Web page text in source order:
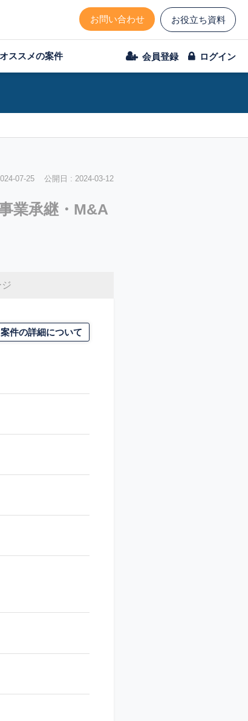
お問い合わせ お役立ち資料
ススメの案件 会員登録 ログイン
07-25 公開日 : 2024-03-12
業承継・M&A
案件の詳細について